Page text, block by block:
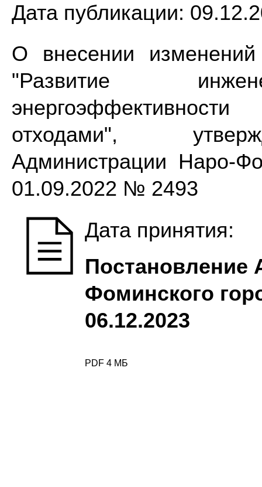
Дата публикации:
О внесении
"Развитие
отходами",
Администрации Наро-
01.09.2022 № 2493
Дата принятия:
Постановление
Фоминского
06.12.2023
PDF 4 МБ